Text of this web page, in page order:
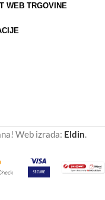
WEB TRGOVINE
Web izrada: Eldin.